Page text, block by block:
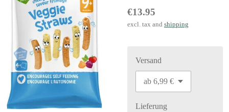
€13.95
excl. tax and shipping
Versand
Lieferung